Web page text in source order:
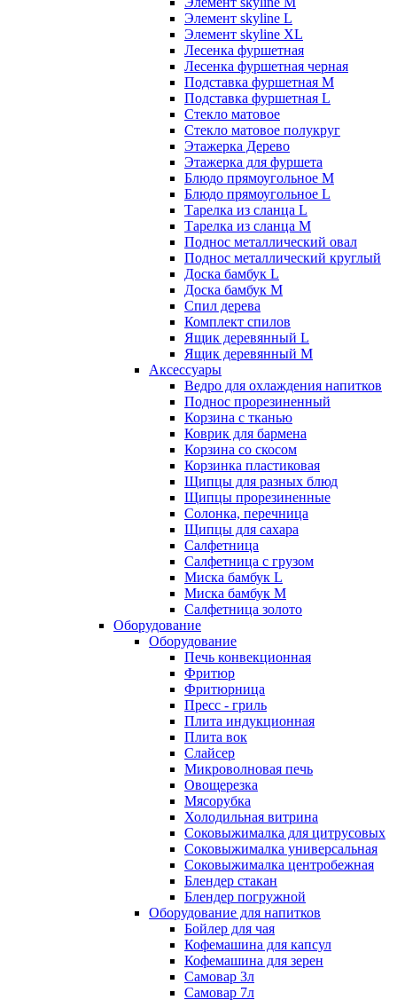
Элемент skyline L
Элемент skyline XL
Лесенка фуршетная
Лесенка фуршетная черная
Подставка фуршетная M
Подставка фуршетная L
Стекло матовое
Стекло матовое полукруг
Этажерка Дерево
Этажерка для фуршета
Блюдо прямоугольное M
Блюдо прямоугольное L
Тарелка из сланца L
Тарелка из сланца M
Поднос металлический овал
Поднос металлический круглый
Доска бамбук L
Доска бамбук M
Спил дерева
Комплект спилов
Ящик деревянный L
Ящик деревянный M
Аксессуары
Ведро для охлаждения напитков
Поднос прорезиненный
Корзина с тканью
Коврик для бармена
Корзина со скосом
Корзинка пластиковая
Щипцы для разных блюд
Щипцы прорезиненные
Солонка, перечница
Щипцы для сахара
Салфетница
Салфетница с грузом
Миска бамбук L
Миска бамбук M
Салфетница золото
Оборудование
Оборудование
Печь конвекционная
Фритюр
Фритюрница
Пресс - гриль
Плита индукционная
Плита вок
Слайсер
Микроволновая печь
Овощерезка
Мясорубка
Холодильная витрина
Соковыжималка для цитрусовых
Соковыжималка универсальная
Соковыжималка центробежная
Блендер стакан
Блендер погружной
Оборудование для напитков
Бойлер для чая
Кофемашина для капсул
Кофемашина для зерен
Самовар 3л
Самовар 7л